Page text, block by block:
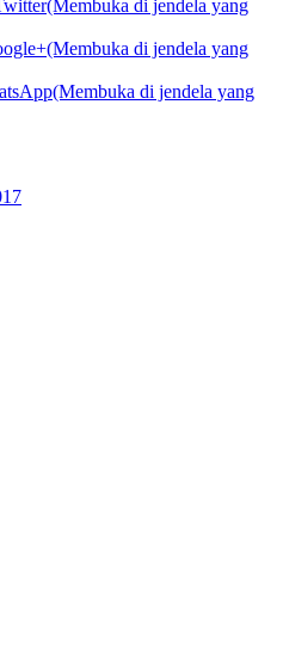
di jendela yang
di jendela yang
di jendela yang